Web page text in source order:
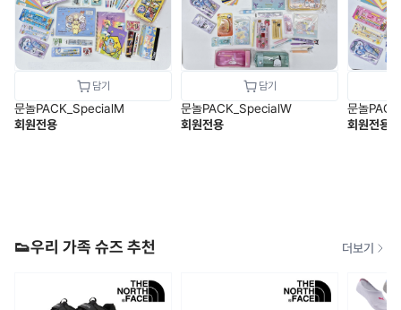
문놀PACK_SpecialM
회원전용
문놀PACK_SpecialW
회원전용
문놀
회원전용
👟우리 가족 슈즈 추천 더보기